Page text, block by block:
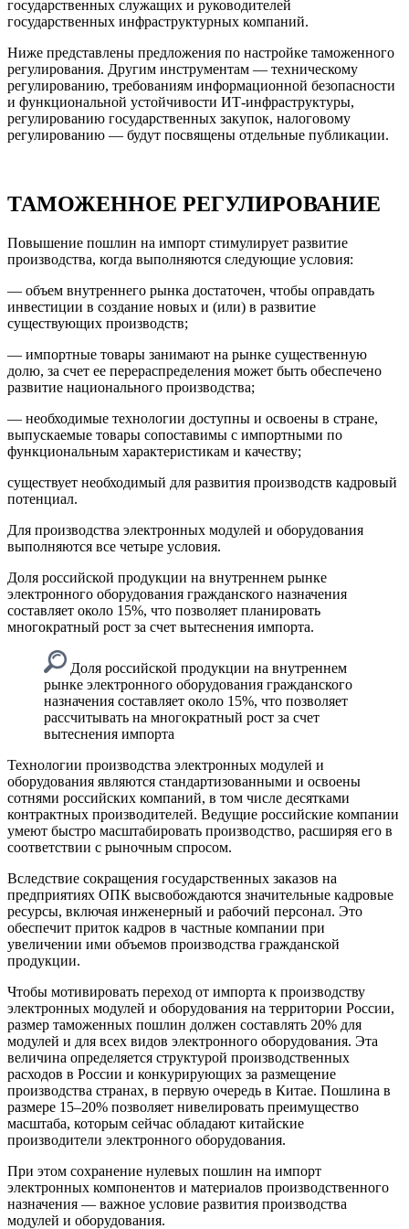
государственных служащих и руководителей
государственных инфраструктурных компаний.
Ниже представлены предложения по настройке таможенного
регулирования. Другим инструментам — техническому
регулированию, требованиям информационной безопасности
и функциональной устойчивости ИТ-инфраструктуры,
регулированию государственных закупок, налоговому
регулированию — будут посвящены отдельные публикации.
ТАМОЖЕННОЕ РЕГУЛИРОВАНИЕ
Повышение пошлин на импорт стимулирует развитие
производства, когда выполняются следующие условия:
— объем внутреннего рынка достаточен, чтобы оправдать
инвестиции в создание новых и (или) в развитие
существующих производств;
— импортные товары занимают на рынке существенную
долю, за счет ее перераспределения может быть обеспечено
развитие национального производства;
— необходимые технологии доступны и освоены в стране,
выпускаемые товары сопоставимы с импортными по
функциональным характеристикам и качеству;
существует необходимый для развития производств кадровый
потенциал.
Для производства электронных модулей и оборудования
выполняются все четыре условия.
Доля российской продукции на внутреннем рынке
электронного оборудования гражданского назначения
составляет около 15%, что позволяет планировать
многократный рост за счет вытеснения импорта.
Доля российской продукции на внутреннем
рынке электронного оборудования гражданского
назначения составляет около 15%, что позволяет
рассчитывать на многократный рост за счет
вытеснения импорта
Технологии производства электронных модулей и
оборудования являются стандартизованными и освоены
сотнями российских компаний, в том числе десятками
контрактных производителей. Ведущие российские компании
умеют быстро масштабировать производство, расширяя его в
соответствии с рыночным спросом.
Вследствие сокращения государственных заказов на
предприятиях ОПК высвобождаются значительные кадровые
ресурсы, включая инженерный и рабочий персонал. Это
обеспечит приток кадров в частные компании при
увеличении ими объемов производства гражданской
продукции.
Чтобы мотивировать переход от импорта к производству
электронных модулей и оборудования на территории России,
размер таможенных пошлин должен составлять 20% для
модулей и для всех видов электронного оборудования. Эта
величина определяется структурой производственных
расходов в России и конкурирующих за размещение
производства странах, в первую очередь в Китае. Пошлина в
размере 15–20% позволяет нивелировать преимущество
масштаба, которым сейчас обладают китайские
производители электронного оборудования.
При этом сохранение нулевых пошлин на импорт
электронных компонентов и материалов производственного
назначения — важное условие развития производства
модулей и оборудования.